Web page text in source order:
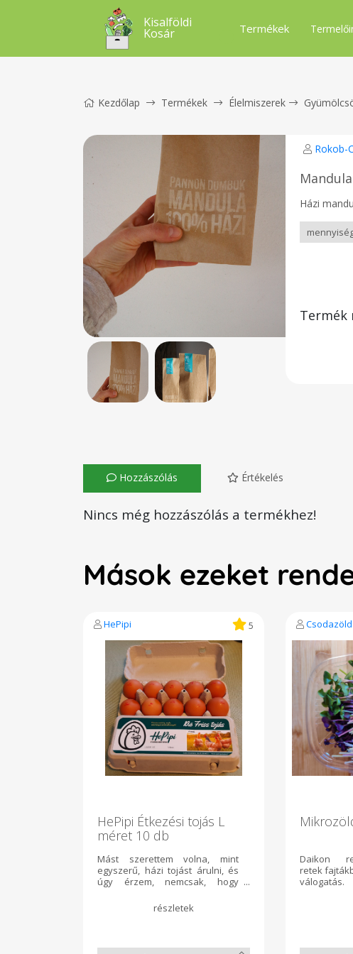
Kisalföldi
Kosár Termékek
Kezdőlap Termékek Élelmiszerek
Rokob-
Házi
Termék
Hozzászólás Értékelés
Nincs még hozzászólás a termékhez!
Mások ezeket
HePipi 5
HePipi Étkezési tojás L
méret 10 db
Mást szerettem volna, mint
egyszerű, házi tojást árulni, és
úgy érzem, nemcsak, hogy
vásárlóim részéről is célt ért az
üzenetem. Egyre több a tudatos
stresszmentes állattartást
Csodazöld
Daikon
retek
fajtának
K-